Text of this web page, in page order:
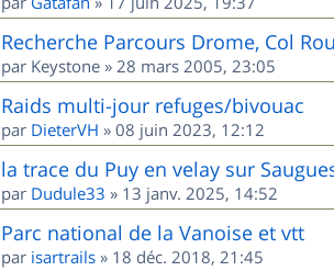
Recherche Parcours Drome, Col
par Keystone » 28 mars 2005, 23:05
Raids multi-jour refuges/bivouac
par DieterVH » 08 juin 2023, 12:12
la trace du Puy en velay sur
par Dudule33 » 13 janv. 2025, 14:52
Parc national de la Vanoise et vtt
par isartrails » 18 déc. 2018, 21:45